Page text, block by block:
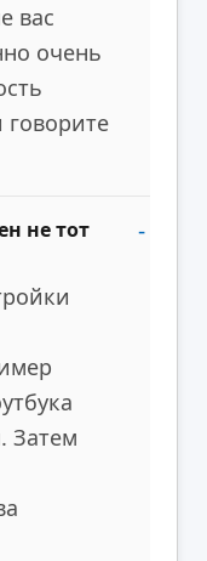
вас
очень
не тот
Затем